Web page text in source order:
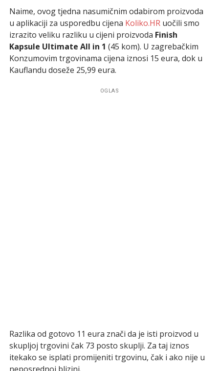
Naime, ovog tjedna nasumičnim odabirom proizvoda
u aplikaciji za usporedbu cijena Koliko.HRuočili smo
izrazito veliku razliku u cijeni proizvoda Finish
Kapsule Ultimate All in 1 (45 kom). U zagrebačkim
Konzumovim trgovinama cijena iznosi 15 eura, dok u
Kauflandu doseže 25,99 eura.
OGLAS
Razlika od gotovo 11 eura znači da je isti proizvod u
skupljoj trgovini čak 73 posto skuplji. Za taj iznos
itekako se isplati promijeniti trgovinu, čak i ako nije u